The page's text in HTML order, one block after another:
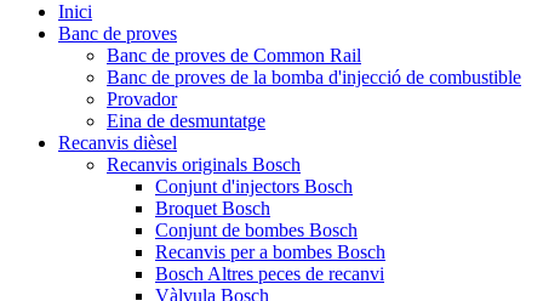
Inici
Banc de proves
Banc de proves de Common Rail
Banc de proves de la bomba d'injecció de combustible
Provador
Eina de desmuntatge
Recanvis dièsel
Recanvis originals Bosch
Conjunt d'injectors Bosch
Broquet Bosch
Conjunt de bombes Bosch
Recanvis per a bombes Bosch
Bosch Altres peces de recanvi
Vàlvula Bosch